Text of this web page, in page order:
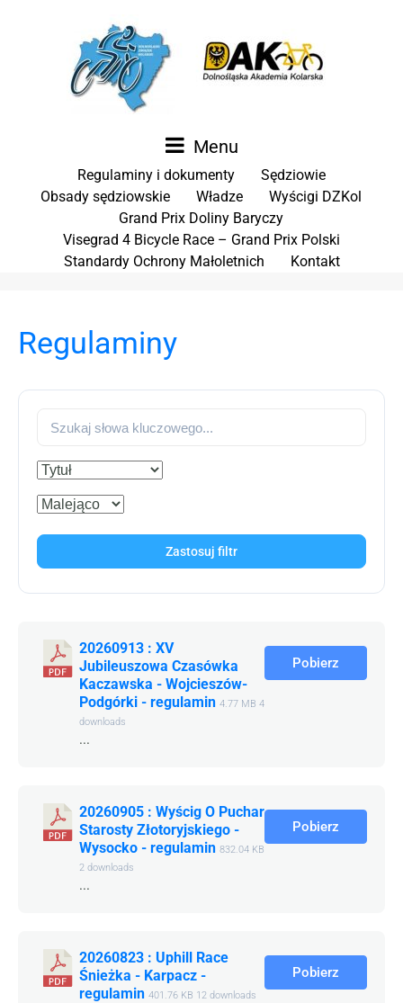
Menu
Regulaminy i dokumenty
Sędziowie
Obsady sędziowskie
Władze
Wyścigi DZKol
Grand Prix Doliny Baryczy
Visegrad 4 Bicycle Race – Grand Prix Polski
Standardy Ochrony Małoletnich
Kontakt
Regulaminy
Zastosuj filtr
20260913 : XV
Jubileuszowa Czasówka
Kaczawska - Wojcieszów-
Podgórki - regulamin 4.77 MB 4
downloads
...
Pobierz
20260905 : Wyścig O Puchar
Starosty Złotoryjskiego -
Wysocko - regulamin 832.04 KB
2 downloads
...
Pobierz
20260823 : Uphill Race
Śnieżka - Karpacz -
regulamin 401.76 KB 12 downloads
Pobierz